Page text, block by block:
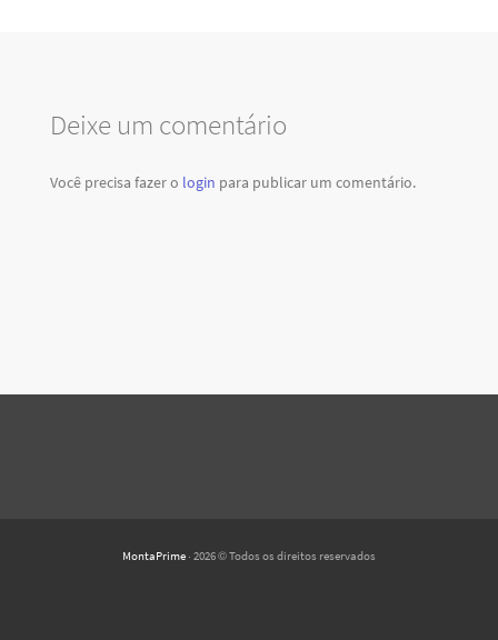
Deixe um comentário
Você precisa fazer o login para publicar um comentário.
MontaPrime · 2026 © Todos os direitos reservados